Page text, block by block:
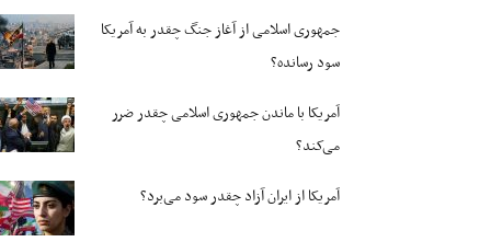
جمهوری اسلامی از آغاز جنگ چقدر به آمریکا
سود رسانده؟
آمریکا با ماندن جمهوری اسلامی چقدر ضرر
می‌کند؟
آمریکا از ایران آزاد چقدر سود می‌برد؟